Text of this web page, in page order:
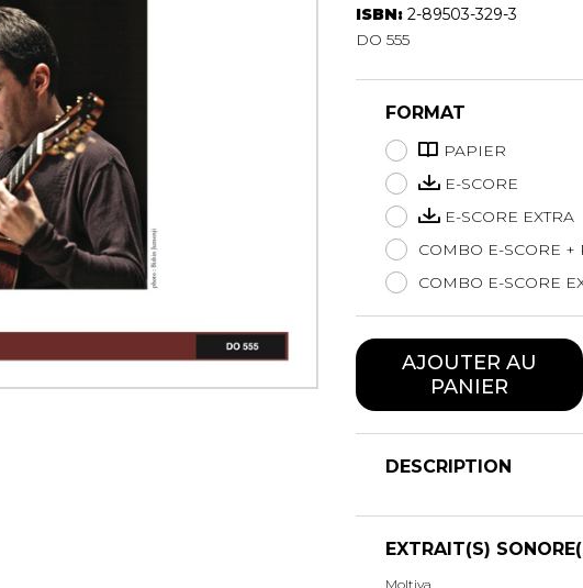
Hautbois
Luth
Percussion
Piano
Saxophone
Trompette
Tuba
Ukulélé
Voix
ISBN: 2-89503-329-3
DO 555
FORMAT
PAPIER
E-SCORE
E-SCORE EXTRA
COMBO E-SCORE +
COMBO E-SCORE
AJOUTER AU
PANIER
DESCRIPTION
EXTRAIT(S)
Moltiva